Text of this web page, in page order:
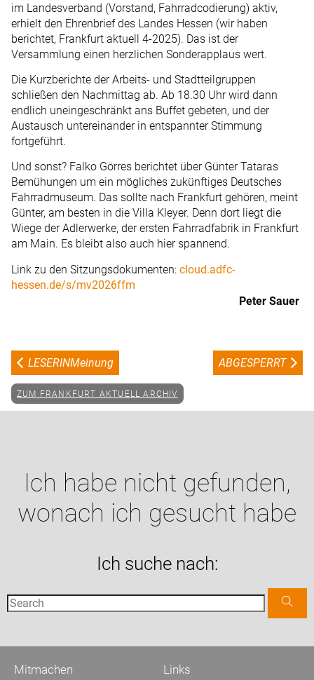
im Landesverband (Vorstand, Fahrradcodierung) aktiv,
erhielt den Ehrenbrief des Landes Hessen (wir haben
berichtet, Frankfurt aktuell 4-2025). Das ist der
Versammlung einen herzlichen Sonderapplaus wert.
Die Kurzberichte der Arbeits- und Stadtteilgruppen
schließen den Nachmittag ab. Ab 18.30 Uhr wird dann
endlich uneingeschränkt ans Buffet gebeten, und der
Austausch untereinander in entspannter Stimmung
fortgeführt.
Und sonst? Falko Görres berichtet über Günter Tataras
Bemühungen um ein mögliches zukünftiges Deutsches
Fahrradmuseum. Das sollte nach Frankfurt gehören, meint
Günter, am besten in die Villa Kleyer. Denn dort liegt die
Wiege der Adlerwerke, der ersten Fahrradfabrik in Frankfurt
am Main. Es bleibt also auch hier spannend.
Link zu den Sitzungsdokumenten: cloud.adfc-
hessen.de/s/mv2026ffm
Peter Sauer
LESERINMeinung ABGESPERRT
ZUM FRANKFURT AKTUELL ARCHIV
Ich habe nicht gefunden,
wonach ich gesucht habe
Ich suche nach:
Links
Mitmachen